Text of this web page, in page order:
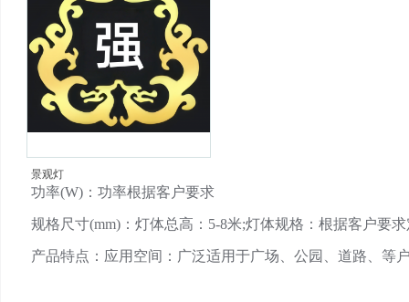
景观灯
功率(W)：功率根据客户要求
规格尺寸(mm)：灯体总高：5-8米;灯体规格：根据客户要
产品特点：应用空间：广泛适用于广场、公园、道路、等